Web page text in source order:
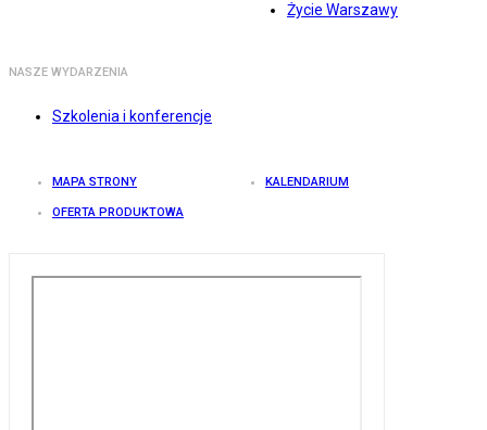
Życie Warszawy
NASZE WYDARZENIA
Szkolenia i konferencje
MAPA STRONY KALENDARIUM
OFERTA PRODUKTOWA